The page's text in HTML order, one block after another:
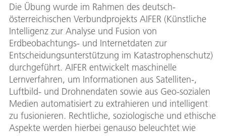
Die Übung wurde im Rahmen des deutsch-
österreichischen Verbundprojekts AIFER (Künstliche
Intelligenz zur Analyse und Fusion von
Erdbeobachtungs- und Internetdaten zur
Entscheidungsunterstützung im Katastrophenschutz)
durchgeführt. AIFER entwickelt maschinelle
Lernverfahren, um Informationen aus Satelliten-,
Luftbild- und Drohnendaten sowie aus Geo-sozialen
Medien automatisiert zu extrahieren und intelligent
zu fusionieren. Rechtliche, soziologische und ethische
Aspekte werden hierbei genauso beleuchtet wie